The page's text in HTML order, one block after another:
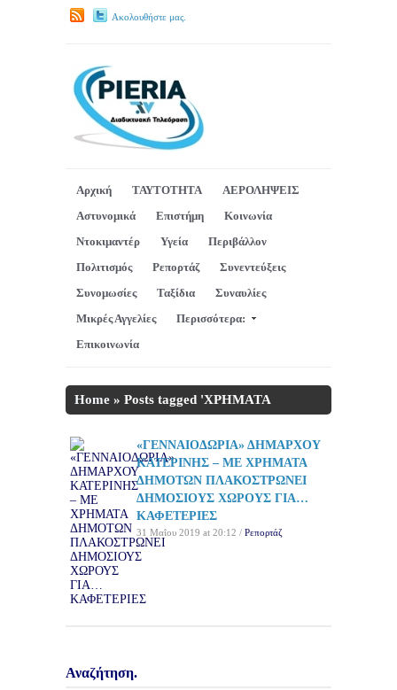
Ακολουθήστε μας.
Αρχική ΤΑΥΤΟΤΗΤΑ
ΑΕΡΟΛΗΨΕΙΣ
Αστυνομικά
Επιστήμη
Κοινωνία
Ντοκιμαντέρ
Υγεία
Περιβάλλον
Πολιτισμός
Ρεπορτάζ
Συνεντεύξεις
Συνομωσίες
Ταξίδια
Συναυλίες
Μικρές Αγγελίες
Περισσότερα:
Επικοινωνία
Home » Posts tagged 'ΧΡΗΜΑΤΑ
«ΓΕΝΝΑΙΟΔΩΡΙΑ» ΔΗΜΑΡΧΟΥ
ΚΑΤΕΡΙΝΗΣ – ΜΕ ΧΡΗΜΑΤΑ
ΔΗΜΟΤΩΝ ΠΛΑΚΟΣΤΡΩΝΕΙ
ΔΗΜΟΣΙΟΥΣ ΧΩΡΟΥΣ ΓΙΑ…
ΚΑΦΕΤΕΡΙΕΣ
31 Μαΐου 2019 at 20:12 / Ρεπορτάζ
Αναζήτηση.